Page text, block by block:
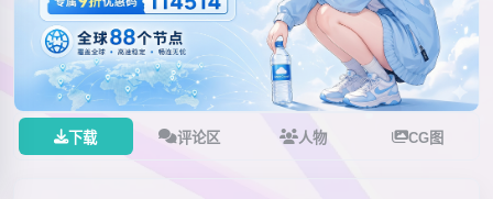
下载 评论区 人物 CG图